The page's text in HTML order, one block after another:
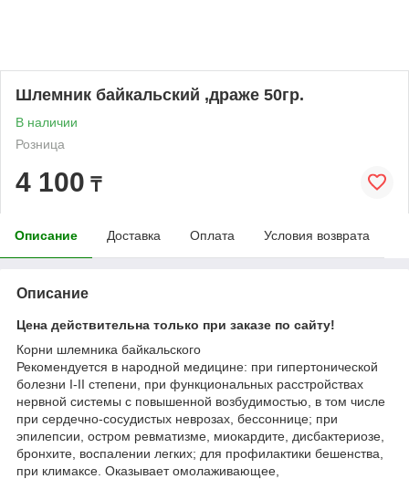
Шлемник байкальский ,драже 50гр.
В наличии
Розница
4 100 ₸
Описание Доставка Оплата Условия возврата
Описание
Цена действительна только при заказе по сайту!
Корни шлемника байкальского
Рекомендуется в народной медицине: при гипертонической
болезни I-II степени, при функциональных расстройствах
нервной системы с повышенной возбудимостью, в том числе
при сердечно-сосудистых неврозах, бессоннице; при
эпилепсии, остром ревматизме, миокардите, дисбактериозе,
бронхите, воспалении легких; для профилактики бешенства,
при климаксе. Оказывает омолаживающее,